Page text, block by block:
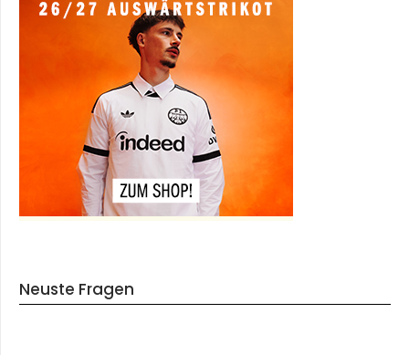
Neuste Fragen